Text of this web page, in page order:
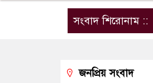
সংবাদ শিরোনাম ::
জনপ্রিয় সংবাদ